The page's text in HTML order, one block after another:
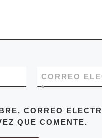
CORREO
*
CORREO
QUE COMENTE.